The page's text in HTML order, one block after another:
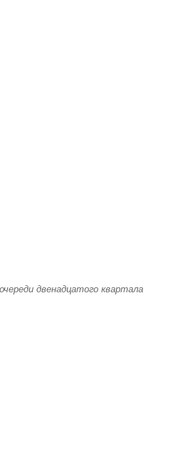
двенадцатого квартала